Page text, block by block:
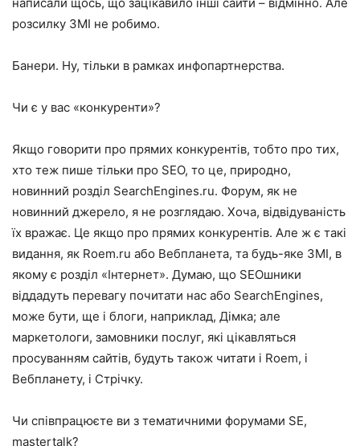
розсилку ЗМІ не робимо.
Банери. Ну, тільки в рамках инфопартнерства.
Чи є у вас «конкуренти»?
Якщо говорити про прямих конкурентів, тобто про тих,
хто теж пише тільки про SEO, то це, природно,
новинний розділ SearchEngines.ru. Форум, як не
новинний джерело, я не розглядаю. Хоча, відвідуваність
їх вражає. Це якщо про прямих конкурентів. Але ж є такі
видання, як Roem.ru або Вебпланета, та будь-яке ЗМІ, в
якому є розділ «Інтернет». Думаю, що ЅЕОшники
віддадуть перевагу почитати нас або SearchEngines,
може бути, ще і блоги, наприклад, Дімка; але
маркетологи, замовники послуг, які цікавляться
просуванням сайтів, будуть також читати і Roem, і
Вебпланету, і Стрічку.
Чи співпрацюєте ви з тематичними форумами SE,
mastertalk?